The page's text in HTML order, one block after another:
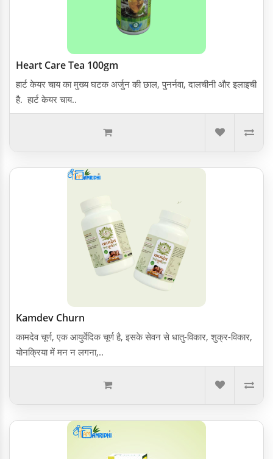
Heart Care Tea 100gm
हार्ट केयर चाय का मुख्य घटक अर्जुन की छाल, पुनर्नवा, दालचीनी और इलाइची
है. हार्ट केयर चाय..
Kamdev Churn
कामदेव चूर्ण, एक आयुर्वेदिक चूर्ण है, इसके सेवन से धातु-विकार, शुक्र-विकार,
योनक्रिया में मन न लगना,..